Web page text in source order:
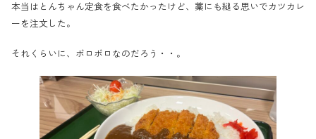
本当はとんちゃん定食を食べたかったけど、藁にも縋る思いでカツカレ
ーを注文した。
それくらいに、ボロボロなのだろう・・。